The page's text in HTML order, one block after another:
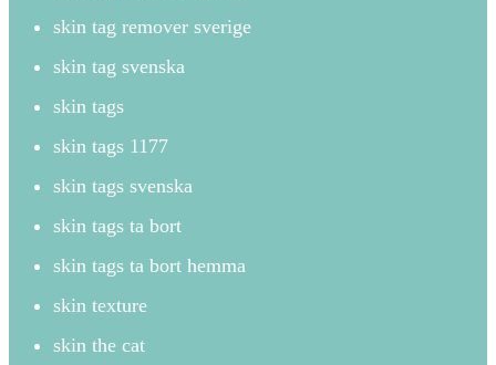
skin tag remover sverige
skin tag svenska
skin tags
skin tags 1177
skin tags svenska
skin tags ta bort
skin tags ta bort hemma
skin texture
skin the cat